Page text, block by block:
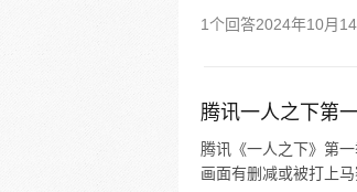
1个回答2024年10月
腾讯一人之下第
腾讯《一人之下》第
画面有删减或被打上